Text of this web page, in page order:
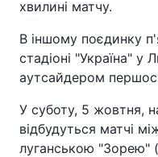
хвилині матчу.
В іншому поєдинку
стадіоні "Україна" у
аутсайдером
У суботу, 5 жовтня,
відбудуться матчі
луганською "Зорею"